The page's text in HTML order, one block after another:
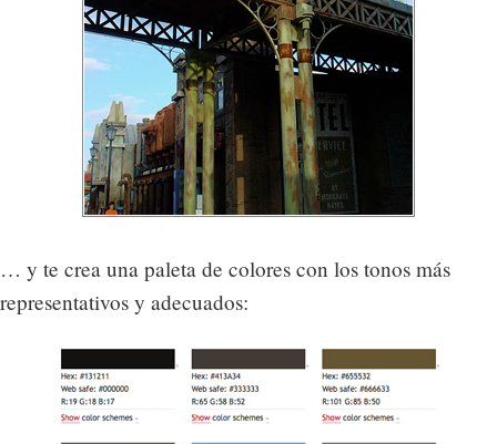
… y te crea una paleta de colores con los tonos más
representativos y adecuados: